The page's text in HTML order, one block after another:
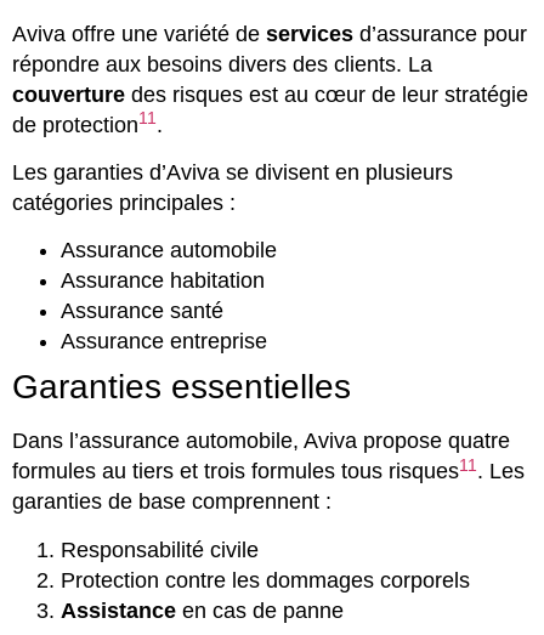
Aviva offre une variété de services d’assurance pour
répondre aux besoins divers des clients. La
couverture des risques est au cœur de leur stratégie
de protection11 .
Les garanties d’Aviva se divisent en plusieurs
catégories principales :
Assurance automobile
Assurance habitation
Assurance santé
Assurance entreprise
Garanties essentielles
Dans l’assurance automobile, Aviva propose quatre
formules au tiers et trois formules tous risques11 . Les
garanties de base comprennent :
Responsabilité civile
Protection contre les dommages corporels
Assistance en cas de panne